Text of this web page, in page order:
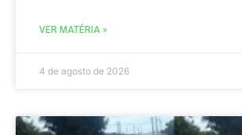
VER MATÉRIA »
4 de agosto de 2026